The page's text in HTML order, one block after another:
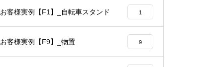
お客様実例【F1】_自転車スタンド 1
お客様実例【F9】_物置 9